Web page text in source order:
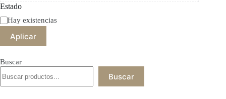
Estado
Estado
Hay existencias
Aplicar
Buscar
Buscar